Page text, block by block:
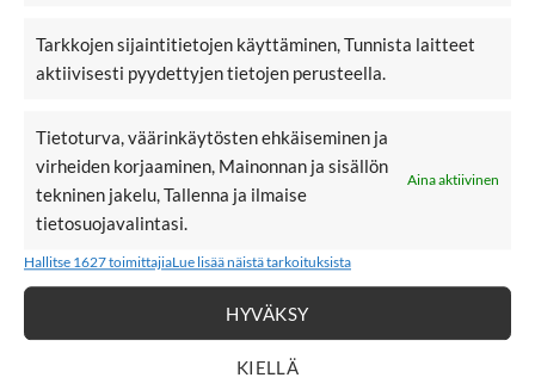
Tarkkojen sijaintitietojen käyttäminen, Tunnista laitteet
aktiivisesti pyydettyjen tietojen perusteella.
Tietoturva, väärinkäytösten ehkäiseminen ja
virheiden korjaaminen, Mainonnan ja sisällön
tekninen jakelu, Tallenna ja ilmaise
tietosuojavalintasi.
Aina aktiivinen
Hallitse 1627 toimittajiaLue lisää näistä tarkoituksista
HYVÄKSY
KIELLÄ
LISÄÄ
SUOSIKKEIHIN
LISÄÄ